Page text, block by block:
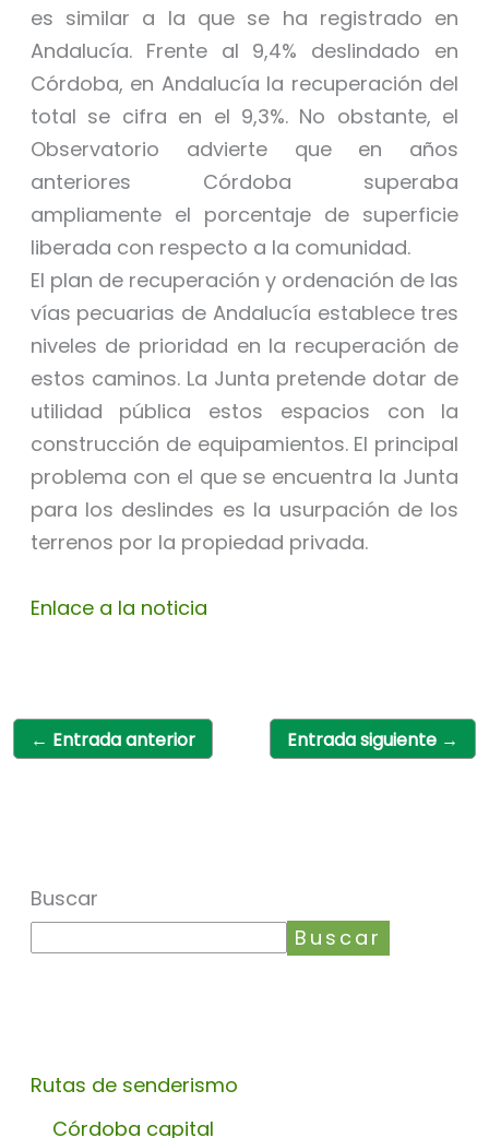
es similar a la que se ha registrado en
Andalucía. Frente al 9,4% deslindado en
Córdoba, en Andalucía la recuperación del
total se cifra en el 9,3%. No obstante, el
Observatorio advierte que en años
anteriores Córdoba superaba
ampliamente el porcentaje de superficie
liberada con respecto a la comunidad.
El plan de recuperación y ordenación de las
vías pecuarias de Andalucía establece tres
niveles de prioridad en la recuperación de
estos caminos. La Junta pretende dotar de
utilidad pública estos espacios con la
construcción de equipamientos. El principal
problema con el que se encuentra la Junta
para los deslindes es la usurpación de los
terrenos por la propiedad privada.
Enlace a la noticia
← Entrada anterior Entrada siguiente →
Buscar
Buscar
Rutas de senderismo
Córdoba capital